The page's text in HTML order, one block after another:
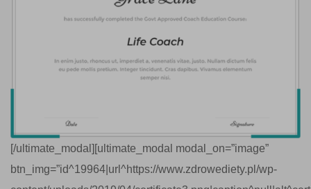
[/ultimate_modal][ultimate_modal modal_on=”image”
btn_img=”id^19964|url^https://www.zdrowediety.pl/wp-